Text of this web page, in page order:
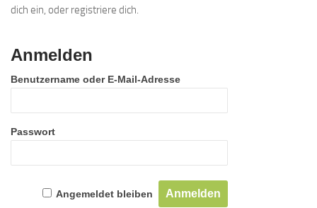
dich ein, oder registriere dich.
Anmelden
Benutzername oder E-Mail-Adresse
Passwort
Angemeldet bleiben